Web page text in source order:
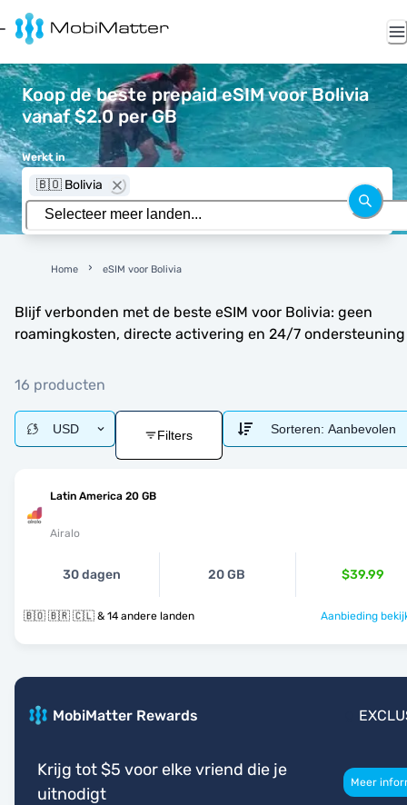
Koop de beste prepaid eSIM voor Bolivia
vanaf $2.0 per GB
Werkt in
🇧🇴 Bolivia
Home eSIM voor Bolivia
Blijf verbonden met de beste eSIM voor Bolivia: geen
roamingkosten, directe activering en 24/7 ondersteuning
16 producten
USD Filters Sorteren: Aanbevolen
Latin America 20 GB
Airalo
30 dagen 20 GB $39.99
🇧🇴 🇧🇷 🇨🇱 & 14 andere landen Aanbieding
MobiMatter Rewards
Krijg tot $5 voor elke vriend die je
uitnodigt
Meer